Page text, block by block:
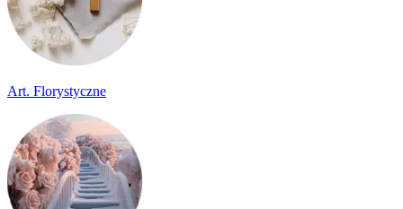
Art. Florystyczne